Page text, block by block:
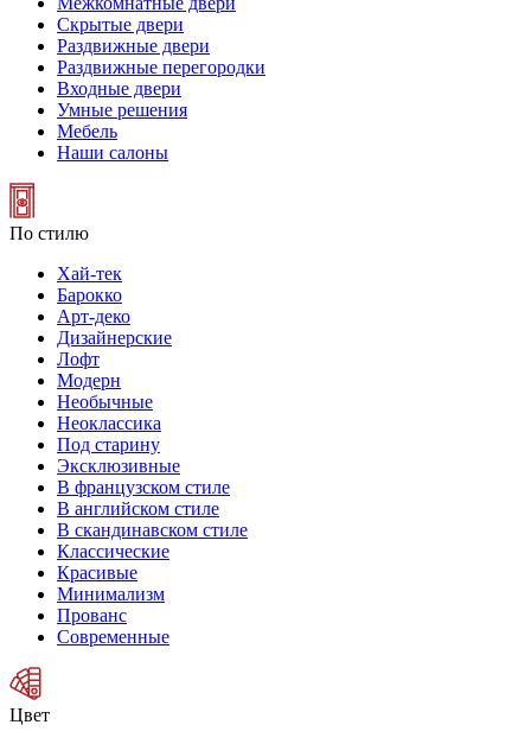
Скрытые двери
Раздвижные двери
Раздвижные перегородки
Входные двери
Умные решения
Мебель
Наши салоны
По стилю
Хай-тек
Барокко
Арт-деко
Дизайнерские
Лофт
Модерн
Необычные
Неоклассика
Под старину
Эксклюзивные
В французском стиле
В английском стиле
В скандинавском стиле
Классические
Красивые
Минимализм
Прованс
Современные
Цвет